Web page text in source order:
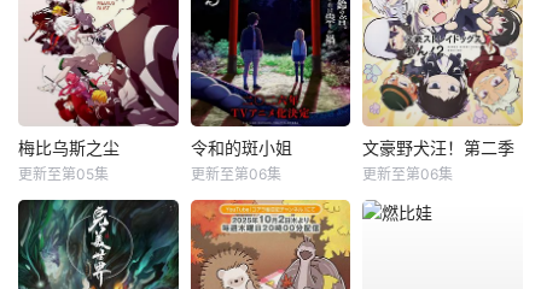
梅比乌斯之尘
更新至第05集
令和的斑小姐
更新至第06集
文豪野犬汪！第二季
更新至第06集